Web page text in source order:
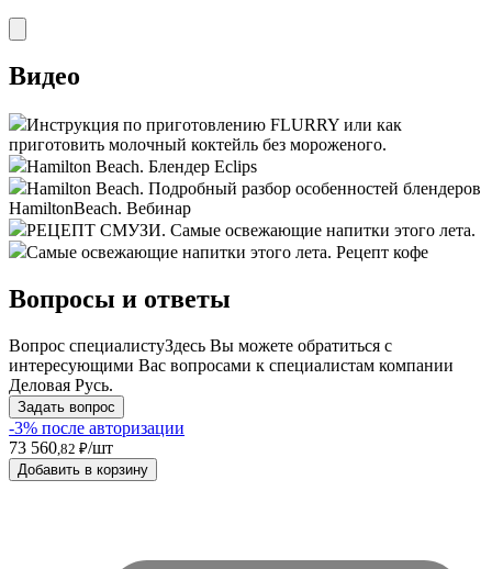
Видео
Инструкция по приготовлению FLURRY или как
приготовить молочный коктейль без мороженого.
Hamilton Beach. Блендер Eclips
Hamilton Beach. Подробный разбор особенностей блендеров
HamiltonBeach. Вебинар
РЕЦЕПТ СМУЗИ. Самые освежающие напитки этого лета.
Самые освежающие напитки этого лета. Рецепт кофе
Вопросы и ответы
Вопрос специалистуЗдесь Вы можете обратиться с
интересующими Вас вопросами к специалистам компании
Деловая Русь.
Задать вопрос
-3% после авторизации
73 560,82 ₽/шт
Добавить в корзину